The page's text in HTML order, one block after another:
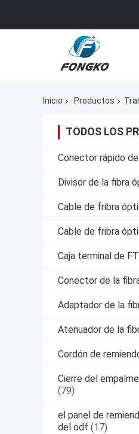
Inicio Productos
TODOS LOS
Conector rápido
Divisor de la fibra
Cable de fribra
Cable de fribra
Caja terminal de
Conector de la
Adaptador de la
Atenuador de la
Cordón de
Cierre del
(79)
el panel de
del odf (17)